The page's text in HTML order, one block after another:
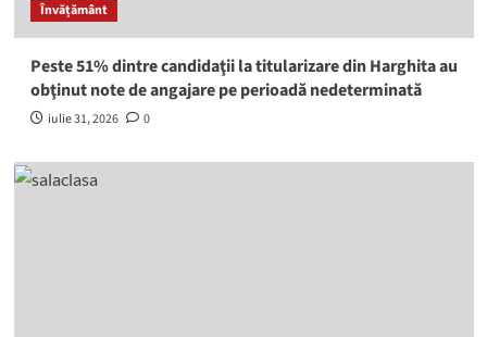
Învățământ
Peste 51% dintre candidaţii la titularizare din Harghita au
obţinut note de angajare pe perioadă nedeterminată
iulie 31, 2026 0